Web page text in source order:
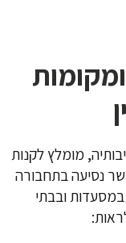
מומלץ לקנות
נסיעה בתחבורה
במסעדות ובבתי